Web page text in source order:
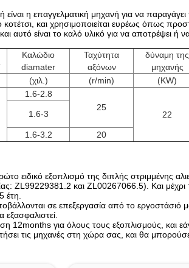
η επαγγελματική μηχανή για να
και χρησιμοποιείται ευρέως όπως
αυτό είναι το καλό υλικό για να αποτρέψει ή
Καλώδιο
diamater
Ταχύτητα
αξόνων
δύναμη της
μηχανής
(χιλ.) (r/min) (KW)
1.6-2.8
25
22
1.6-3
1.6-3.2 20
ειδικό εξοπλισμό της διπλής στριμμένης
ZL99229381.2 και ZL00267066.5). Και μέχρι
έτη.
σε επεξεργασία από το εργοστάσιό
εξασφαλιστεί.
12months για όλους τους εξοπλισμούς, και
τις μηχανές στη χώρα σας, και θα